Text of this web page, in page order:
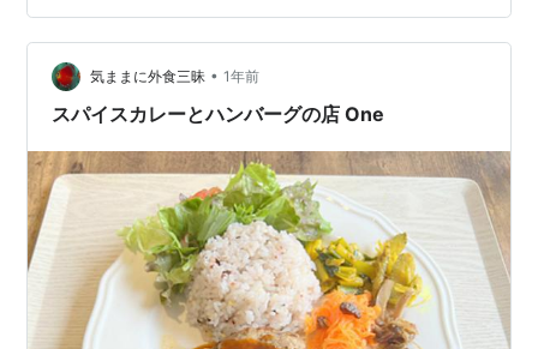
た。" data-sfc-cb="" data-complete="true" d…
気ままに外食三昧 • 1年前
スパイスカレーとハンバーグの店 One